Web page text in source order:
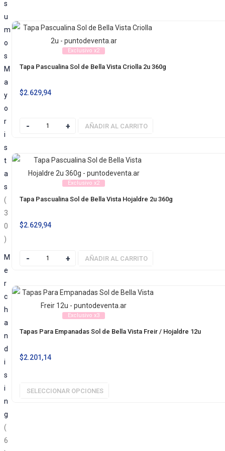
Exclusivo x2
Tapa Pascualina Sol de Bella Vista Criolla 2u 360g
$2.629,94
AÑADIR AL CARRITO
Exclusivo x2
Tapa Pascualina Sol de Bella Vista Hojaldre 2u 360g
$2.629,94
AÑADIR AL CARRITO
Exclusivo x3
Tapas Para Empanadas Sol de Bella Vista Freir / Hojaldre 12u
$2.201,14
SELECCIONAR OPCIONES
s
u
m
o
s
M
a
y
o
r
i
s
t
a
s
3
0
M
e
r
c
h
a
n
d
i
s
i
n
g
6